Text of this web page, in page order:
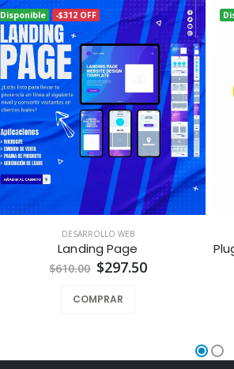
Disponible -$312 OFF
DESARROLLO WEB
Landing Page
$610.00 $297.50
COMPRAR